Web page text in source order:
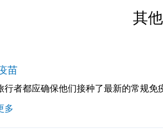
其
苗
行者都应确保他们接种了最新的常规
疹-腮腺炎-风疹（MMR）• 肺炎球菌（
人）
多